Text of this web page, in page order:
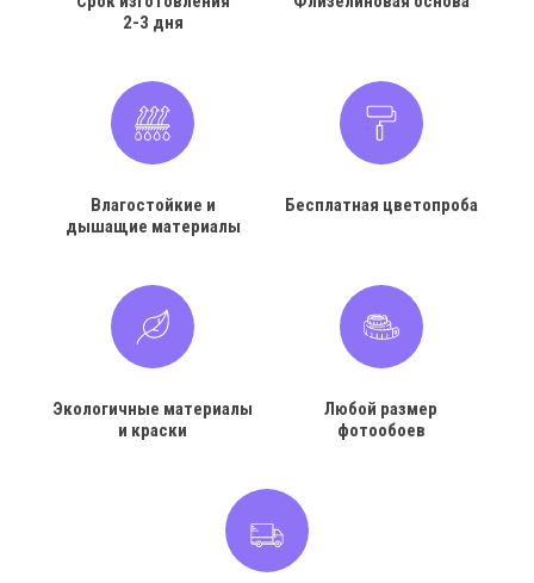
2-3 дня
Влагостойкие и
дышащие материалы
Бесплатная цветопроба
Экологичные материалы
и краски
Любой размер
фотообоев